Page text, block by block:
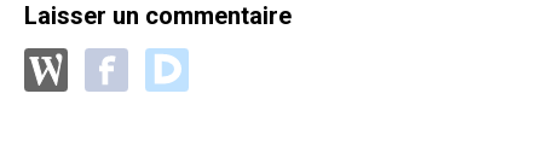
Laisser un commentaire